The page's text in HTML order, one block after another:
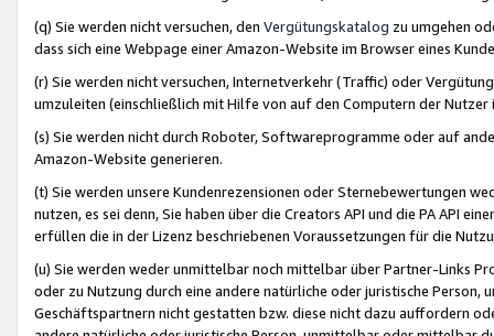
(q) Sie werden nicht versuchen, den Vergütungskatalog zu umgehen
dass sich eine Webpage einer Amazon-Website im Browser eines
(r) Sie werden nicht versuchen, Internetverkehr (Traffic) oder
umzuleiten (einschließlich mit Hilfe von auf den Computern der
(s) Sie werden nicht durch Roboter, Softwareprogramme oder auf
Amazon-Website generieren.
(t) Sie werden unsere Kundenrezensionen oder Sternebewertungen
nutzen, es sei denn, Sie haben über die Creators API und die PA API
erfüllen die in der Lizenz beschriebenen Voraussetzungen für die
(u) Sie werden weder unmittelbar noch mittelbar über Partner-Links
oder zu Nutzung durch eine andere natürliche oder juristische
Geschäftspartnern nicht gestatten bzw. diese nicht dazu auffordern